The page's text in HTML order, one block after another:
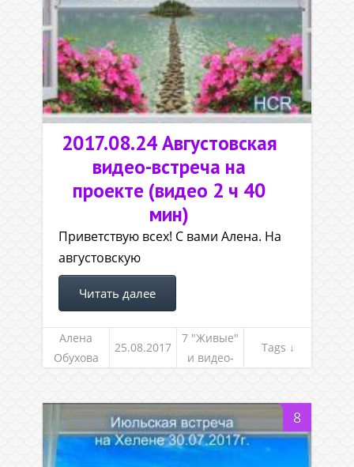
2017.08.24 Августовская
видео-встреча на
проекте (видео 2 ч 40
мин)
Приветствую всех! С вами Алена. На
августовскую
Читать далее
Алена
Обухова
25.08.2017
7 "Живые"
и видео-
Tags ↓
8